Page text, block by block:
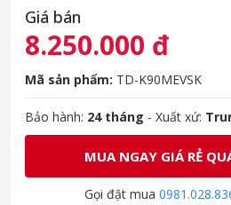
Giá bán
8.250.000 đ
Mã sản phẩm: TD-K90MEVSK
Bảo hành: 24 tháng - Xuất xứ:
MUA NGAY GIÁ RẺ
Gọi đặt mua